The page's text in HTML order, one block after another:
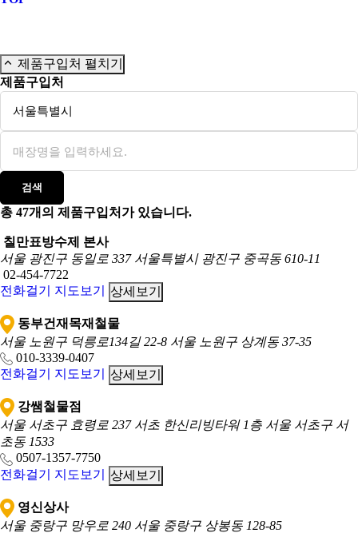
제품구입처 펼치기
제품구입처
검색
총 47개의 제품구입처가 있습니다.
칠만표방수제 본사
서울 광진구 동일로 337 서울특별시 광진구 중곡동 610-11
02-454-7722
전화걸기
지도보기 상세보기
동부건재목재철물
서울 노원구 덕릉로134길 22-8 서울 노원구 상계동 37-35
010-3339-0407
전화걸기
지도보기 상세보기
강쌤철물점
서울 서초구 효령로 237 서초 한신리빙타워 1층 서울 서초구 서
초동 1533
0507-1357-7750
전화걸기
지도보기 상세보기
영신상사
서울 중랑구 망우로 240 서울 중랑구 상봉동 128-85